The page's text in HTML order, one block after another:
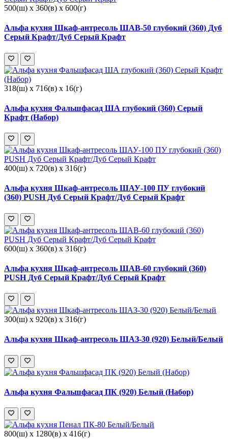
500(ш) x 360(в) x 600(г)
Альфа кухня Шкаф-антресоль ШАВ-50 глубокий (360) Дуб
Серый Крафт/Дуб Серый Крафт
318(ш) x 716(в) x 16(г)
Альфа кухня Фальшфасад ША глубокий (360) Серый
Крафт (Набор)
400(ш) x 720(в) x 316(г)
Альфа кухня Шкаф-антресоль ШАУ-100 ПУ глубокий
(360) PUSH Дуб Серый Крафт/Дуб Серый Крафт
600(ш) x 360(в) x 316(г)
Альфа кухня Шкаф-антресоль ШАВ-60 глубокий (360)
PUSH Дуб Серый Крафт/Дуб Серый Крафт
300(ш) x 920(в) x 316(г)
Альфа кухня Шкаф-антресоль ШАЗ-30 (920) Белый/Белый
Альфа кухня Фальшфасад ПК (920) Белый (Набор)
800(ш) x 1280(в) x 416(г)